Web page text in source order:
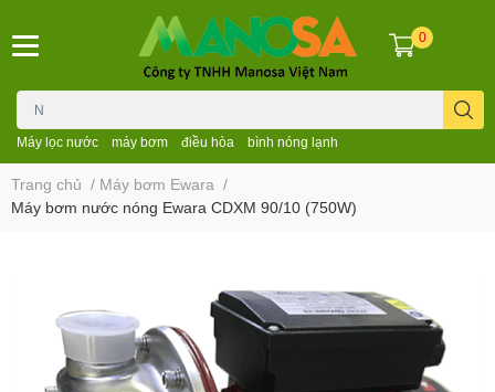
Máy lọc nước máy bơm điều hòa bình nóng lạnh
0
Trang chủ / Máy bơm Ewara /
Máy bơm nước nóng Ewara CDXM 90/10 (750W)